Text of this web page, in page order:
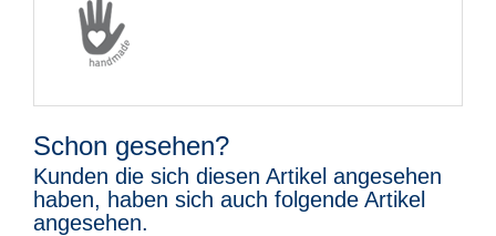
Schon gesehen?
Kunden die sich diesen Artikel angesehen
haben, haben sich auch folgende Artikel
angesehen.